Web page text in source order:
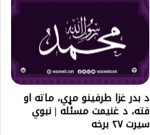
د بدر غزا طرفینو مړي، ماته او
فته، د غنیمت مسئله | نبوي
سیرت ۲۷ برخه